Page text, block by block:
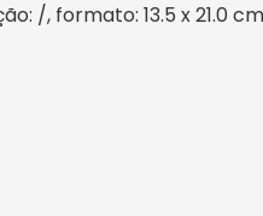
/, formato: 13.5 x 21.0